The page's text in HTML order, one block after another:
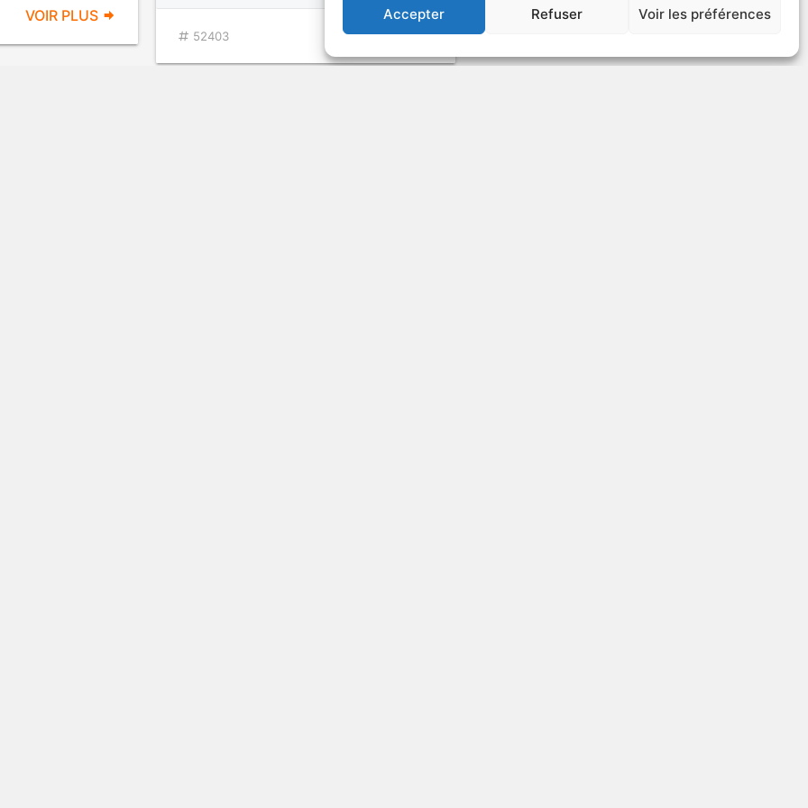
Accepter Refuser Voir les préférences
VOIR PLUS
52403 VOIR PLUS
36455 VOIR PLUS